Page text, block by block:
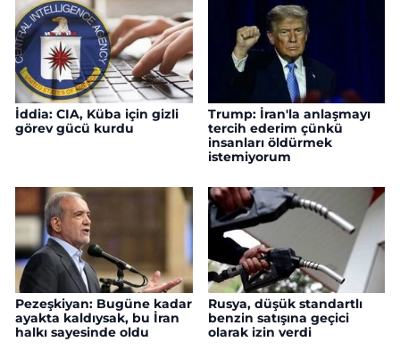
İddia: CIA, Küba için gizli
görev gücü kurdu
Trump: İran'la anlaşmayı
tercih ederim çünkü
insanları öldürmek
istemiyorum
Pezeşkiyan: Bugüne kadar
ayakta kaldıysak, bu İran
halkı sayesinde oldu
Rusya, düşük standartlı
benzin satışına geçici
olarak izin verdi